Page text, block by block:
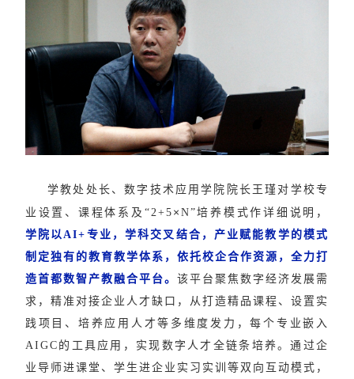
学教处处长、数字技术应用学院院长王瑾 对学校专
业设置、课程体系及 “2+5 × N”培养模式作详细说明 ，
学院以AI+专业，学科交叉结合，产业赋能教学的模式
制定独有的教育教学体系， 依托校企合作资源，全力打
造首都数智产教融合平台。 该平台聚焦数字经济发展需
求，精准对接企业人才缺口，从 打造精品课程、设置实
践项目、培养应用人才等多维度发力，每个专业嵌入
AIGC的工具应用， 实现数字人才全链条培养。通过企
业导师进课堂、学生进企业实习实训等双向互动模式，